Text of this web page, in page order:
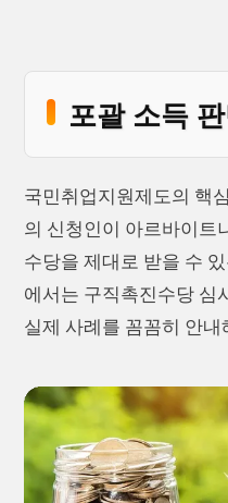
포괄 소득
국민취업지원제도의 핵
의 신청인이 아르바이트
수당을 제대로 받을 수
에서는 구직촉진수당 심
실제 사례를 꼼꼼히 안